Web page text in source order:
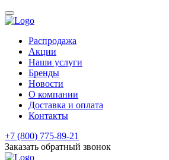
Распродажа
Акции
Наши услуги
Бренды
Новости
О компании
Доставка и оплата
Контакты
+7 (800) 775-89-21
Заказать обратный звонок